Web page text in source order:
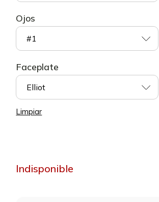
Ojos
#1
Faceplate
Elliot
Limpiar
Indisponible